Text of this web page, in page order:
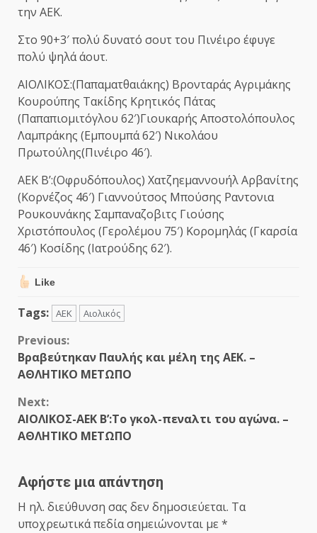
την ΑΕΚ.
Στο 90+3′ πολύ δυνατό σουτ του Πινέιρο έφυγε
πολύ ψηλά άουτ.
ΑΙΟΛΙΚΟΣ:(Παπαματθαιάκης) Βρονταράς Αγριμάκης
Κουρούπης Τακίδης Κρητικός Πάτας
(Παπαπιομιτόγλου 62′)Γιουκαρής Αποστολόπουλος
Λαμπράκης (Εμπουμπά 62′) Νικολάου
Πρωτούλης(Πινέιρο 46′).
ΑΕΚ Β’:(Οφρυδόπουλος) Χατζηεμαννουήλ Αρβανίτης
(Κορνέζος 46′) Γιαννούτσος Μπούσης Ραντονια
Ρουκουνάκης Σαμπαναζοβιτς Γιούσης
Χριστόπουλος (Γερολέμου 75′) Κορομηλάς (Γκαρσία
46′) Κοσίδης (Ιατρούδης 62′).
Like
Tags: ΑΕΚ Αιολικός
Continue
Reading
Previous:
Βραβεύτηκαν Παυλής και μέλη της ΑΕΚ. –
ΑΘΛΗΤΙΚΟ ΜΕΤΩΠΟ
Next:
ΑΙΟΛΙΚΟΣ-ΑΕΚ Β’:Το γκολ-πεναλτι του αγώνα. –
ΑΘΛΗΤΙΚΟ ΜΕΤΩΠΟ
Αφήστε μια απάντηση
Η ηλ. διεύθυνση σας δεν δημοσιεύεται. Τα
υποχρεωτικά πεδία σημειώνονται με *